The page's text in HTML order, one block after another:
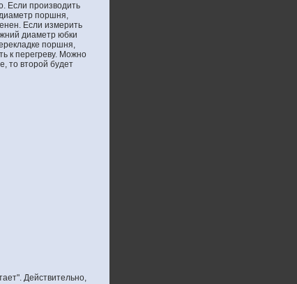
Если производить
поршня,
Если измерить
диаметр юбки
поршня,
к перегреву. Можно
то второй будет
Действительно,